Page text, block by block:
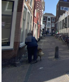
adverteren
Premium
adverteren
Blog
Registreren